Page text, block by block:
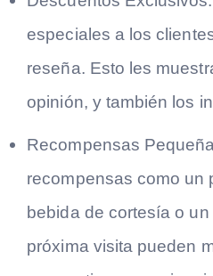
especiales a los
reseña. Esto les
opinión, y también los
Recompensas
recompensas como un
bebida de cortesía o
próxima visita pueden